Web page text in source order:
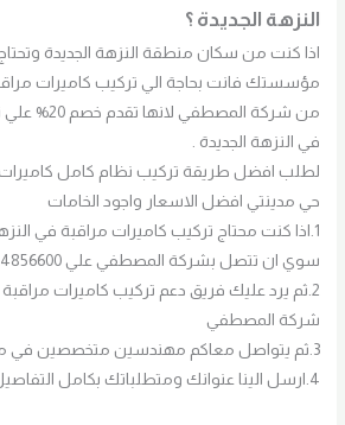
النزهة الجديدة ؟
اذا كنت من سكان منطقة النزهة الجديدة
مؤسستك فانت بحاجة الي تركيب كاميرات
من شركة
في النزهة الجديدة .
لطلب افضل طريقة تركيب نظام كامل كاميرات
حي مدينتي افضل الاسعار واجود الخامات
1.اذا كنت محتاج تركيب كاميرات مراقبة في
سوي ان تتصل بشركة المصطفي علي 01024856600
2.ثم يرد عليك فريق دعم تركيب كاميرات
شركة المصطفي
3.ثم يتواصل معاكم مهندسين متخصصين في مجال التركيب
4.ارسل الينا عنوانك ومتطلباتك بكامل التفاصيل